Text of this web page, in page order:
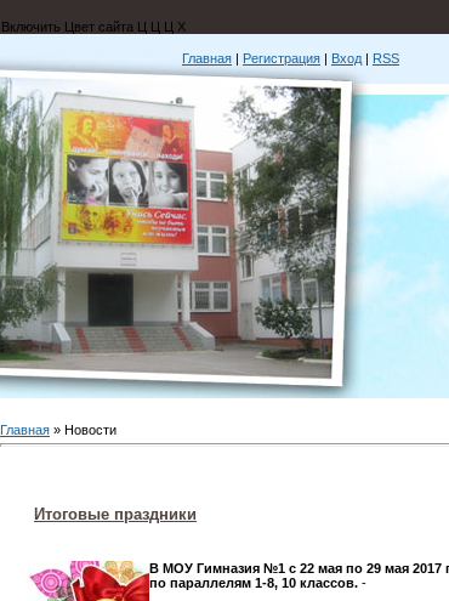
Включить Цвет сайта Ц Ц Ц Х
Главная | Регистрация | Вход | RSS
Главная » Новости
Итоговые праздники
В МОУ Гимназия №1 с 22 мая по 29 мая 2017
по параллелям 1-8, 10 классов. -